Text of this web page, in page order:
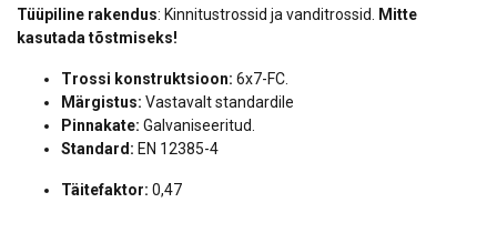
Tüüpiline rakendus: Kinnitustrossid ja vanditrossid.
Mitte
kasutada tõstmiseks!
Trossi konstruktsioon: 6x7-FC.
Märgistus: Vastavalt standardile
Pinnakate: Galvaniseeritud.
Standard: EN 12385-4
Täitefaktor: 0,47